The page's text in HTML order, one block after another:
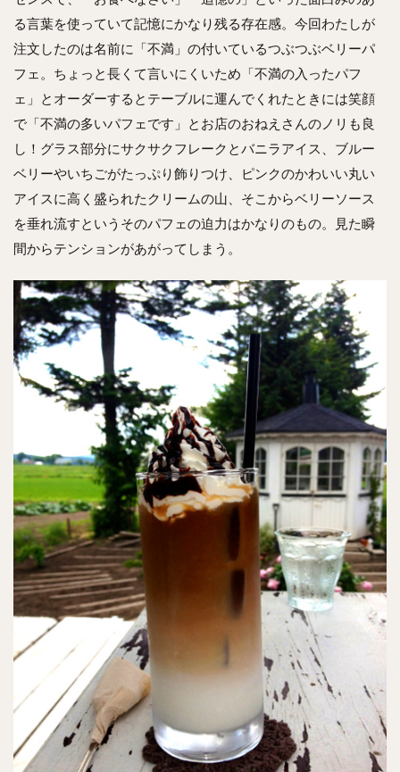
る言葉を使っていて記憶にかなり残る存在感。今回わたしが
注文したのは名前に「不満」の付いているつぶつぶベリーパ
フェ。ちょっと長くて言いにくいため「不満の入ったパフ
ェ」とオーダーするとテーブルに運んでくれたときには笑顔
で「不満の多いパフェです」とお店のおねえさんのノリも良
し！グラス部分にサクサクフレークとバニラアイス、ブルー
ベリーやいちごがたっぷり飾りつけ、ピンクのかわいい丸い
アイスに高く盛られたクリームの山、そこからベリーソース
を垂れ流すというそのパフェの迫力はかなりのもの。見た瞬
間からテンションがあがってしまう。